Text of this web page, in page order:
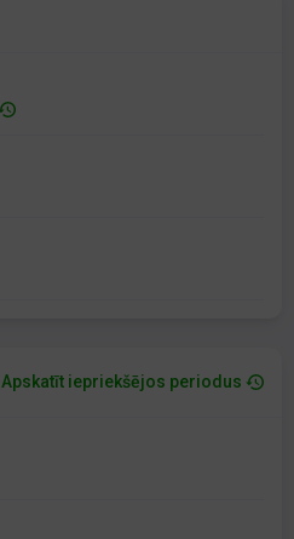
Apskatīt iepriekšējos periodus